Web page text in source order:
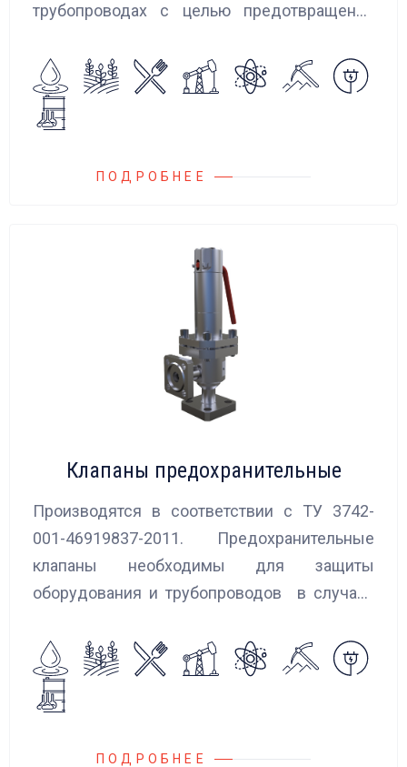
трубопроводах с целью предотвращения
агрессивных жидкостей, эмульсий,
суспензий и пропуска их в прямом
направлении.
ПОДРОБНЕЕ
Клапаны предохранительные
Производятся в соответствии с ТУ 3742-
001-46919837-2011. Предохранительные
клапаны необходимы для защиты
оборудования и трубопроводов в случаях
сброса среды в систему низкого давления.
ПОДРОБНЕЕ